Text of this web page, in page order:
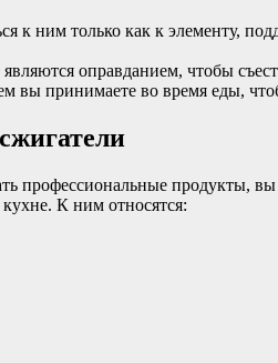
к ним только как к элементу,
оправданием, чтобы
вы принимаете во время еды,
профессиональные продукты,
К ним относятся: